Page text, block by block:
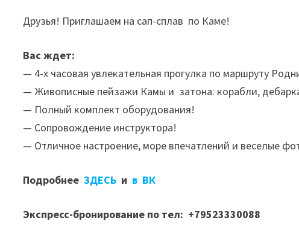
Друзья! Приглашаем на сап-сплав по Каме!
Вас ждет:
— 4-х часовая увлекательная прогулка по маршруту
— Живописные пейзажи Камы и затона: корабли,
— Полный комплект оборудования!
— Сопровождение инструктора!
— Отличное настроение, море впечатлений и веселые
ПодробнееЗДЕСЬ и в ВК
Экспресс-бронирование по тел: +79523330088